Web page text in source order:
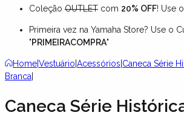
Coleção OUTLET com 20% OFF! Use
Primeira vez na Yamaha Store? Use o
"PRIMEIRACOMPRA"
HomeVestuário Acessórios Caneca Série
Branca
Caneca Série